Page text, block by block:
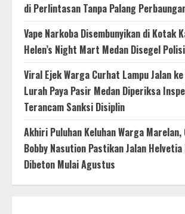
di Perlintasan Tanpa Palang
Vape Narkoba Disembunyikan di Kotak
Helen’s Night Mart Medan Disegel Polisi
Viral Ejek Warga Curhat Lampu Jalan
Lurah Paya Pasir Medan Diperiksa
Terancam Sanksi Disiplin
Akhiri Puluhan Keluhan Warga Marelan,
Bobby Nasution Pastikan Jalan Helvetia
Dibeton Mulai Agustus